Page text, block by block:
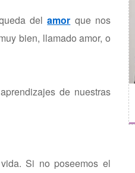
delamor que nos
bien, llamado amor, o
de nuestras
Si no poseemos el